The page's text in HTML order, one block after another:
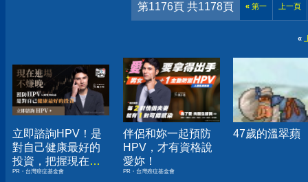
第1176頁 共1178頁 «第一 上一頁
«
立即諮詢HPV！是
對自己健康最好的
投資，把握現在不
嫌晚！
PR・台灣癌症基金會
伴侶和妳一起預防
HPV，才有資格說
愛妳！
PR・台灣癌症基金會
47歲的溫翠蘋